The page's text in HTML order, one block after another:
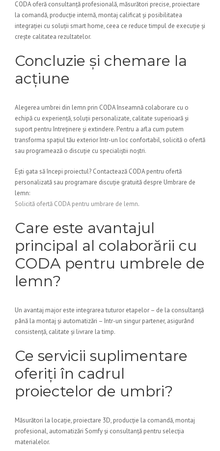
CODA oferă consultanță profesională, măsurători precise, proiectare
la comandă, producție internă, montaj calificat și posibilitatea
integrației cu soluții smart home, ceea ce reduce timpul de execuție și
crește calitatea rezultatelor.
Concluzie și chemare la
acțiune
Alegerea umbrei din lemn prin CODA înseamnă colaborare cu o
echipă cu experiență, soluții personalizate, calitate superioară și
suport pentru întreținere și extindere. Pentru a afla cum putem
transforma spațiul tău exterior într-un loc confortabil, solicită o ofertă
sau programează o discuție cu specialiștii noștri.
Ești gata să începi proiectul? Contactează CODA pentru ofertă
personalizată sau programare discuție gratuită despre Umbrare de
lemn:
Solicită ofertă CODA pentru umbrare de lemn.
Care este avantajul
principal al colaborării cu
CODA pentru umbrele de
lemn?
Un avantaj major este integrarea tuturor etapelor – de la consultanță
până la montaj și automatizări – într-un singur partener, asigurând
consistență, calitate și livrare la timp.
Ce servicii suplimentare
oferiți în cadrul
proiectelor de umbri?
Măsurători la locație, proiectare 3D, producție la comandă, montaj
profesional, automatizări Somfy și consultanță pentru selecția
materialelor.